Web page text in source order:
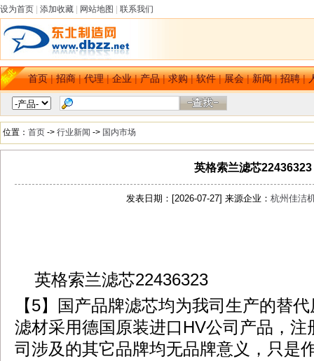
设为首页 添加收藏 网站地图 联系我们
首页|招商|代理|企业|产品|求购|软件|展会|新闻|招聘|
位置： 首页 -> 行业新闻 -> 国内市场
英格索兰滤芯22436323
发表日期：[2026-07-27] 来源企业：杭州佳洁
英格索兰滤芯22436323
【5】国产品牌滤芯均为我司生产的替
滤材采用德国原装进口HV公司产品，注
司涉及的其它品牌均无品牌意义，只是